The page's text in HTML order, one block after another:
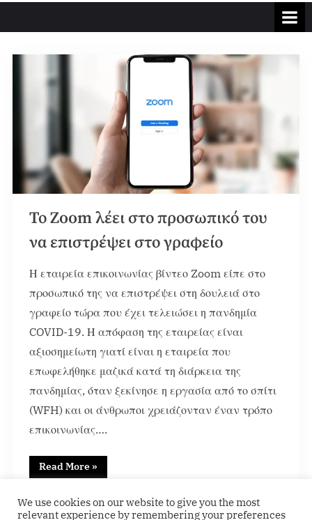
Το Zoom λέει στο προσωπικό του
να επιστρέψει στο γραφείο
Η εταιρεία επικοινωνίας βίντεο Zoom είπε στο
προσωπικό της να επιστρέψει στη δουλειά στο
γραφείο τώρα που έχει τελειώσει η πανδημία
COVID-19. Η απόφαση της εταιρείας είναι
αξιοσημείωτη γιατί είναι η εταιρεία που
επωφελήθηκε μαζικά κατά τη διάρκεια της
πανδημίας, όταν ξεκίνησε η εργασία από το σπίτι
(WFH) και οι άνθρωποι χρειάζονταν έναν τρόπο
επικοινωνίας….
Read More »
Featured
We use cookies on our website to give you the most
relevant experience by remembering your preferences